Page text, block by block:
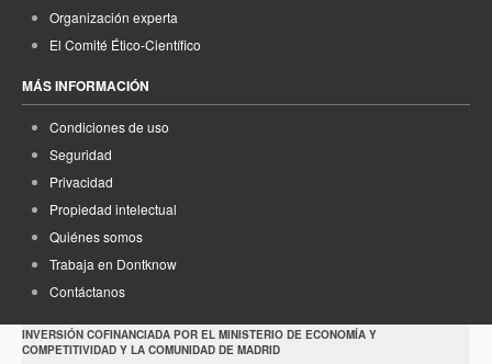
Organización experta
El Comité Ético-Científico
MÁS INFORMACIÓN
Condiciones de uso
Seguridad
Privacidad
Propiedad intelectual
Quiénes somos
Trabaja en Dontknow
Contáctanos
INVERSIÓN COFINANCIADA POR EL MINISTERIO DE ECONOMÍA Y
COMPETITIVIDAD Y LA COMUNIDAD DE MADRID